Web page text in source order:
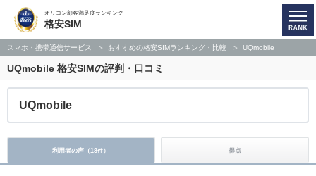
オリコン顧客満足度ランキング
格安SIM
スマホ・携帯通信サービス おすすめの格安SIMランキング・比較 UQmobile
UQmobile 格安SIMの評判・口コミ
UQmobile
利用者の声（18件） 得点